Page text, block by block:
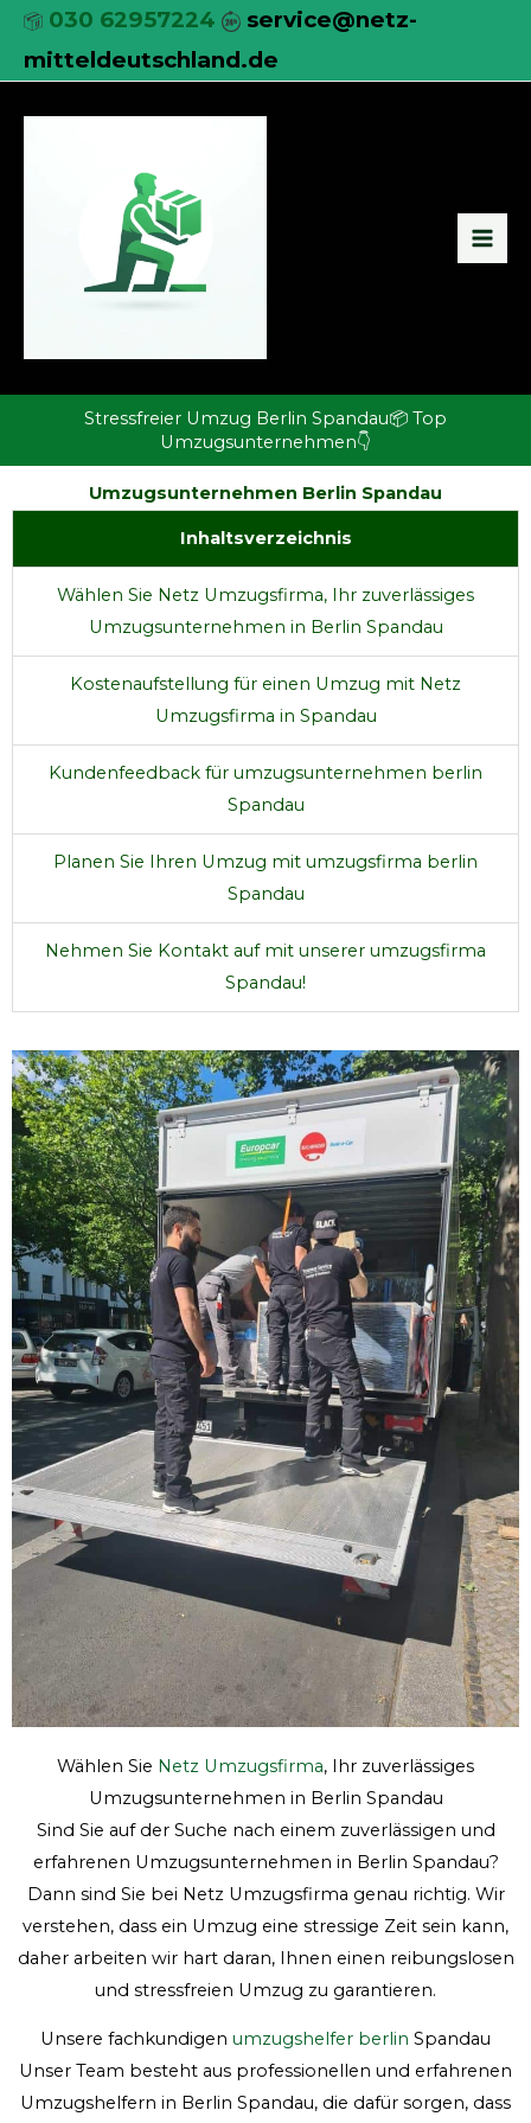
Zum
Inhalt
springen
030 62957224
service@netz-
mitteldeutschland.de
Stressfreier Umzug Berlin Spandau📦 Top
Umzugsunternehmen👇
Umzugsunternehmen Berlin Spandau
Inhaltsverzeichnis
Wählen Sie Netz Umzugsfirma, Ihr zuverlässiges
Umzugsunternehmen in Berlin Spandau
Kostenaufstellung für einen Umzug mit Netz
Umzugsfirma in Spandau
Kundenfeedback für umzugsunternehmen berlin
Spandau
Planen Sie Ihren Umzug mit umzugsfirma berlin
Spandau
Nehmen Sie Kontakt auf mit unserer umzugsfirma
Spandau!
Wählen Sie Netz Umzugsfirma, Ihr zuverlässiges
Umzugsunternehmen in Berlin Spandau
Sind Sie auf der Suche nach einem zuverlässigen und
erfahrenen Umzugsunternehmen in Berlin Spandau?
Dann sind Sie bei Netz Umzugsfirma genau richtig. Wir
verstehen, dass ein Umzug eine stressige Zeit sein kann,
daher arbeiten wir hart daran, Ihnen einen reibungslosen
und stressfreien Umzug zu garantieren.
Unsere fachkundigen umzugshelfer berlin Spandau
Unser Team besteht aus professionellen und erfahrenen
Umzugshelfern in Berlin Spandau, die dafür sorgen, dass